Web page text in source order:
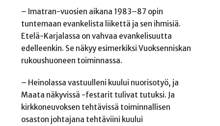
– Imatran-vuosien aikana 1983–87 opin
tuntemaan evankelista liikettä ja sen ihmisiä.
Etelä-Karjalassa on vahvaa evankelisuutta
edelleenkin. Se näkyy esimerkiksi Vuoksenniskan
rukoushuoneen toiminnassa.
– Heinolassa vastuulleni kuului nuorisotyö, ja
Maata näkyvissä -festarit tulivat tutuksi. Ja
kirkkoneuvoksen tehtävissä toiminnallisen
osaston johtajana tehtäviini kuului